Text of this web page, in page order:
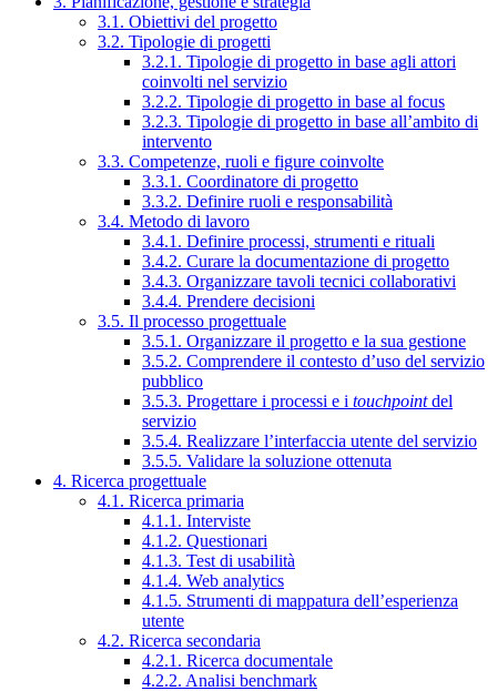
3.1. Obiettivi del progetto
3.2. Tipologie di progetti
3.2.1. Tipologie di progetto in base agli attori
coinvolti nel servizio
3.2.2. Tipologie di progetto in base al focus
3.2.3. Tipologie di progetto in base all’ambito di
intervento
3.3. Competenze, ruoli e figure coinvolte
3.3.1. Coordinatore di progetto
3.3.2. Definire ruoli e responsabilità
3.4. Metodo di lavoro
3.4.1. Definire processi, strumenti e rituali
3.4.2. Curare la documentazione di progetto
3.4.3. Organizzare tavoli tecnici collaborativi
3.4.4. Prendere decisioni
3.5. Il processo progettuale
3.5.1. Organizzare il progetto e la sua gestione
3.5.2. Comprendere il contesto d’uso del servizio
pubblico
3.5.3. Progettare i processi e i touchpointdel
servizio
3.5.4. Realizzare l’interfaccia utente del servizio
3.5.5. Validare la soluzione ottenuta
4. Ricerca progettuale
4.1. Ricerca primaria
4.1.1. Interviste
4.1.2. Questionari
4.1.3. Test di usabilità
4.1.4. Web analytics
4.1.5. Strumenti di mappatura dell’esperienza
utente
4.2. Ricerca secondaria
4.2.1. Ricerca documentale
4.2.2. Analisi benchmark